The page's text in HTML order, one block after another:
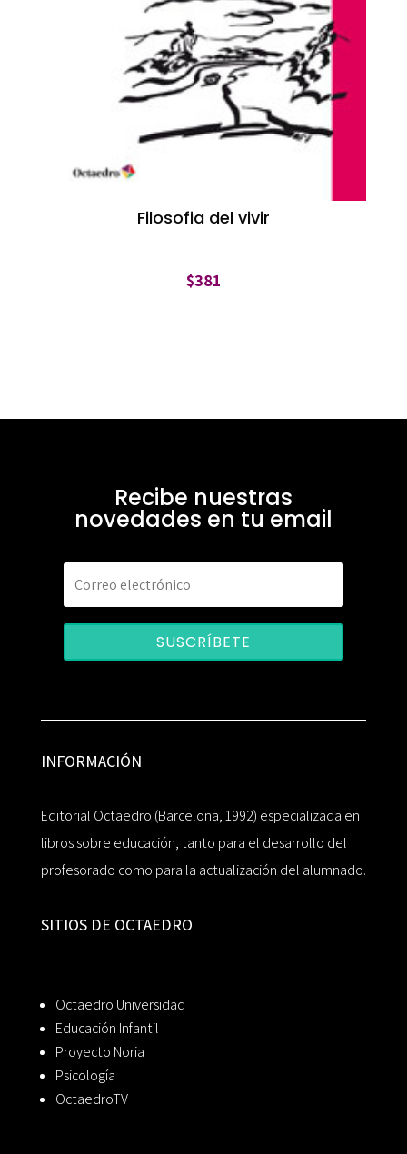
Filosofia del vivir
$381
Recibe nuestras
novedades en tu email
SUSCRÍBETE
INFORMACIÓN
Editorial Octaedro (Barcelona, 1992) especializada en
libros sobre educación, tanto para el desarrollo del
profesorado como para la actualización del alumnado.
SITIOS DE OCTAEDRO
Octaedro Universidad
Educación Infantil
Proyecto Noria
Psicología
OctaedroTV